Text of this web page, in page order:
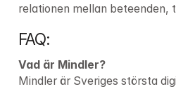
relationen mellan beteenden,
FAQ:
Vad är Mindler?
Mindler är Sveriges största